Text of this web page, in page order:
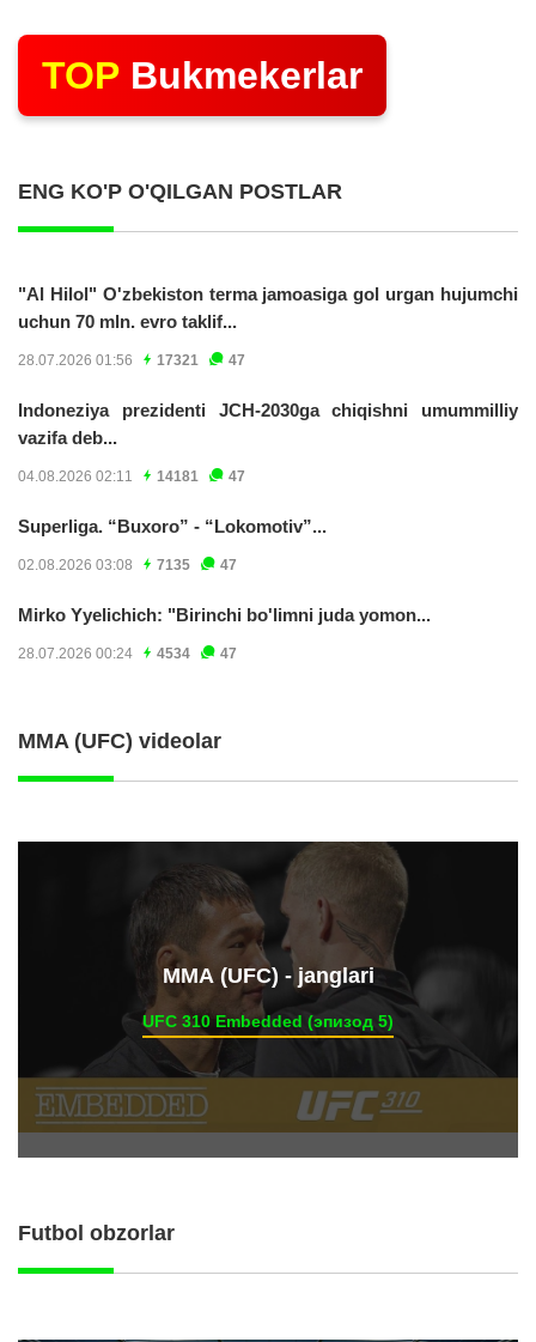
TOP Bukmekerlar
ENG KO'P O'QILGAN POSTLAR
"Al Hilol" O'zbekiston terma jamoasiga gol urgan hujumchi
uchun 70 mln. evro taklif...
28.07.2026 01:56 17321 47
Indoneziya prezidenti JCH-2030ga chiqishni umummilliy
vazifa deb...
04.08.2026 02:11 14181 47
Superliga. “Buxoro” - “Lokomotiv”...
02.08.2026 03:08 7135 47
Mirko Yyelichich: "Birinchi bo'limni juda yomon...
28.07.2026 00:24 4534 47
MMA (UFC) videolar
ММА (UFC) - janglari
UFC 310 Embedded (эпизод 5)
Futbol obzorlar